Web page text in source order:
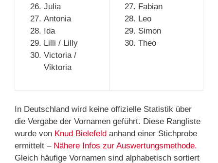
Julia
Antonia
Ida
Lilli / Lilly
Victoria /
Viktoria
Fabian
Leo
Simon
Theo
In Deutschland wird keine offizielle Statistik über
die Vergabe der Vornamen geführt. Diese Rangliste
wurde von Knud Bielefeld anhand einer Stichprobe
ermittelt – Nähere Infos zur Auswertungsmethode.
Gleich häufige Vornamen sind alphabetisch sortiert